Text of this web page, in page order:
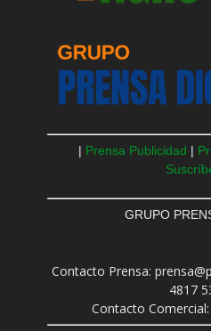
| Prensa Publicidad |
GRUPO
Contacto Prensa:
4817
Contacto